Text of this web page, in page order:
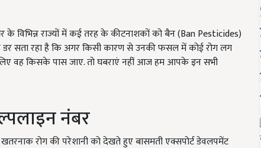
विभिन्न राज्यों में कई तरह के कीटनाशकों को बैन (Ban Pesticides)
डर सता रहा है कि अगर किसी कारण से उनकी फसल में कोई रोग लग
वह किसके पास जाए. तो घबराएं नहीं आज हम आपके इन सभी
नंबर
रोग की परेशानी को देखते हुए बासमती एक्सपोर्ट डेवलपमेंट